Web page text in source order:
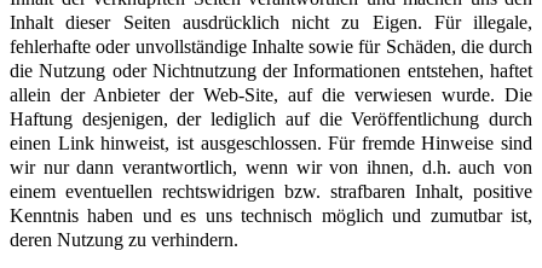
Inhalt dieser Seiten ausdrücklich nicht zu Eigen. Für illegale,
fehlerhafte oder unvollständige Inhalte sowie für Schäden, die durch
die Nutzung oder Nichtnutzung der Informationen entstehen, haftet
allein der Anbieter der Web-Site, auf die verwiesen wurde. Die
Haftung desjenigen, der lediglich auf die Veröffentlichung durch
einen Link hinweist, ist ausgeschlossen. Für fremde Hinweise sind
wir nur dann verantwortlich, wenn wir von ihnen, d.h. auch von
einem eventuellen rechtswidrigen bzw. strafbaren Inhalt, positive
Kenntnis haben und es uns technisch möglich und zumutbar ist,
deren Nutzung zu verhindern.